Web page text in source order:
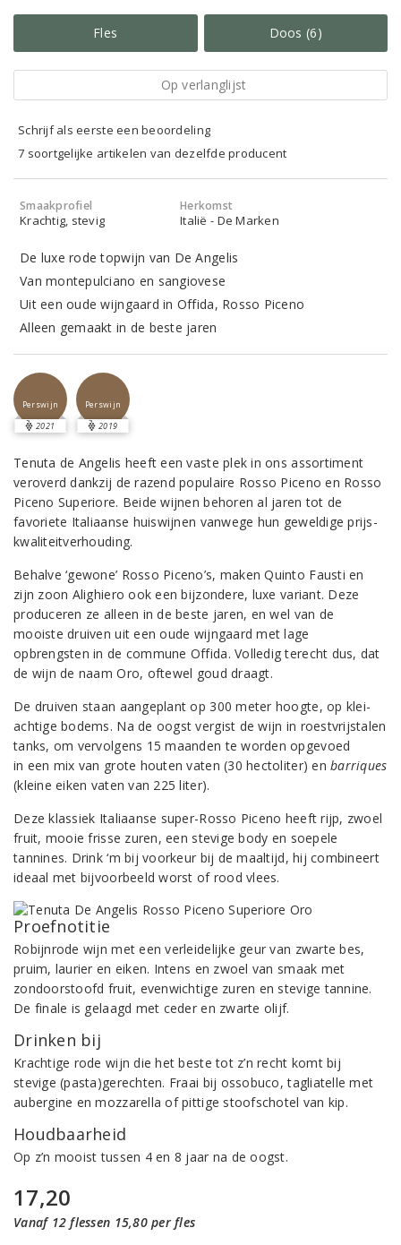
Fles Doos (6)
Op verlanglijst
Schrijf als eerste een beoordeling
7 soortgelijke artikelen van dezelfde producent
Smaakprofiel
Krachtig, stevig
Herkomst
Italië - De Marken
De luxe rode topwijn van De Angelis
Van montepulciano en sangiovese
Uit een oude wijngaard in Offida, Rosso Piceno
Alleen gemaakt in de beste jaren
Perswijn
2021
Perswijn
2019
Tenuta de Angelis heeft een vaste plek in ons assortiment
veroverd dankzij de razend populaire Rosso Piceno en Rosso
Piceno Superiore. Beide wijnen behoren al jaren tot de
favoriete Italiaanse huiswijnen vanwege hun geweldige prijs-
kwaliteitverhouding.
Behalve ‘gewone’ Rosso Piceno’s, maken Quinto Fausti en
zijn zoon Alighiero ook een bijzondere, luxe variant. Deze
produceren ze alleen in de beste jaren, en wel van de
mooiste druiven uit een oude wijngaard met lage
opbrengsten in de commune Offida. Volledig terecht dus, dat
de wijn de naam Oro, oftewel goud draagt.
De druiven staan aangeplant op 300 meter hoogte, op klei-
achtige bodems. Na de oogst vergist de wijn in roestvrijstalen
tanks, om vervolgens 15 maanden te worden opgevoed
in een mix van grote houten vaten (30 hectoliter) enbarriques
(kleine eiken vaten van 225 liter).
Deze klassiek Italiaanse super-Rosso Piceno heeft rijp, zwoel
fruit, mooie frisse zuren, een stevige body en soepele
tannines. Drink ‘m bij voorkeur bij de maaltijd, hij combineert
ideaal met bijvoorbeeld worst of rood vlees.
Proefnotitie
Robijnrode wijn met een verleidelijke geur van zwarte bes,
pruim, laurier en eiken. Intens en zwoel van smaak met
zondoorstoofd fruit, evenwichtige zuren en stevige tannine.
De finale is gelaagd met ceder en zwarte olijf.
Drinken bij
Krachtige rode wijn die het beste tot z’n recht komt bij
stevige (pasta)gerechten. Fraai bij ossobuco, tagliatelle met
aubergine en mozzarella of pittige stoofschotel van kip.
Houdbaarheid
Op z’n mooist tussen 4 en 8 jaar na de oogst.
17,20
Vanaf 12 flessen 15,80 per fles